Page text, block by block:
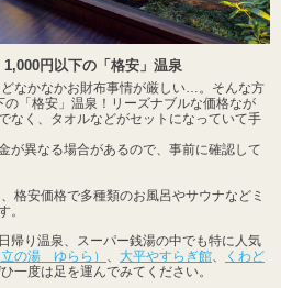
円以下の「格安」温泉
なかなかお財布事情が厳しい…。そんな方
「格安」温泉！リーズナブルな価格なが
く、タオルなどがセットになっていて手
が異なる場合があるので、事前に確認して
、格安価格で多種類のお風呂やサウナなどミ
。
帰り温泉、スーパー銭湯の中でも特に人気
の湯 ゆらら） 、 大平やすらぎ館、
くわど
一度は足を運んでみてください。